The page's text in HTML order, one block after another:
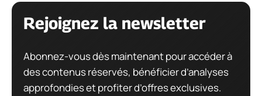
Rejoignez la newsletter
Abonnez-vous dès maintenant pour accéder à
des contenus réservés, bénéficier d’analyses
approfondies et profiter d’offres exclusives.